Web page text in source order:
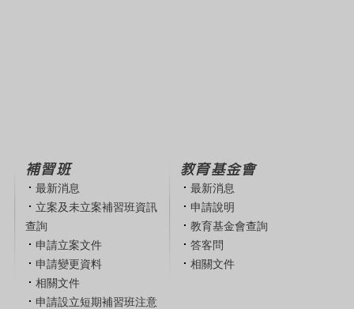
補習班
最新消息
立案及未立案補習班資訊
查詢
申請立案文件
申請變更資料
相關文件
申請設立短期補習班注意
教育基金會
最新消息
申請說明
教育基金會查詢
答客問
相關文件